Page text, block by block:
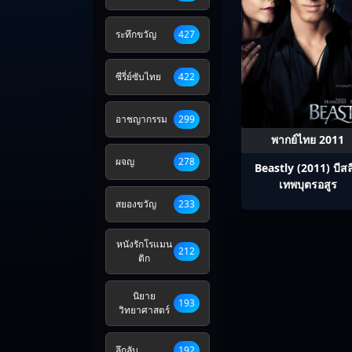
ระทึกขวัญ 427
ซีรี่ย์ซับไทย 422
อาชญากรรม 299
ผจญ 278
สยองขวัญ 233
หนังรักโรแมน
ติก
212
นิยาย
วิทยาศาสตร์
193
พากย์ไทย 2011
Beastly (2011) บีส
เทพบุตรอสูร